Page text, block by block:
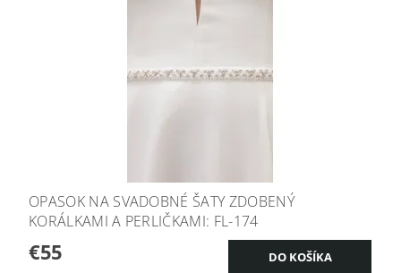
OPASOK NA SVADOBNÉ ŠATY ZDOBENÝ
KORÁLKAMI A PERLIČKAMI: FL-174
€55